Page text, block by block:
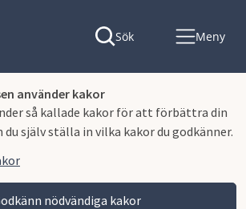
använder kakor
så kallade kakor för att förbättra din
du själv ställa in vilka kakor du godkänner.
nödvändiga kakor
Sök Meny